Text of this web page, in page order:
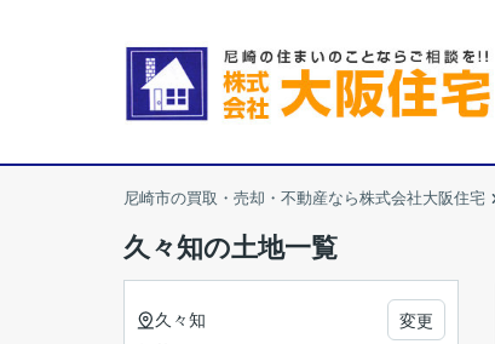
尼崎市の買取・売却・不動産なら株式会社大阪住宅
久々知の土地一覧
久々知 変更